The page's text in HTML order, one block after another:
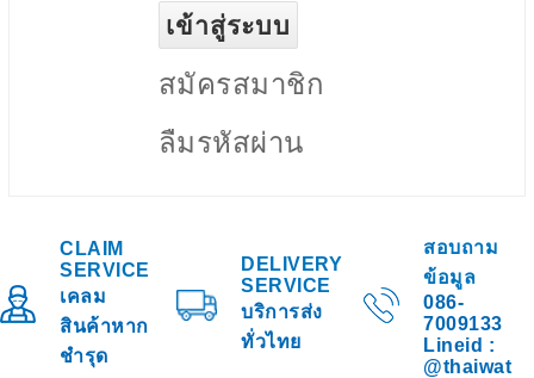
สมัครสมาชิก
ลืมรหัสผ่าน
CLAIM
SERVICE
เคลม
สินค้าหาก
ชำรุด
DELIVERY
SERVICE
บริการส่ง
ทั่วไทย
สอบถาม
ข้อมูล
086-
7009133
Lineid :
@thaiwat